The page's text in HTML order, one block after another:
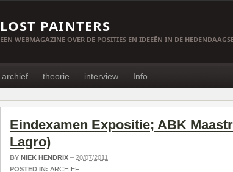
LOST PAINTERS
EEN WEBMAGAZINE OVER DE POSITIES EN IDEEËN IN DE
archief theorie interview Info
Eindexamen Expositie; ABK
Lagro)
BY NIEK HENDRIX – 20/07/2011
POSTED IN: ARCHIEF